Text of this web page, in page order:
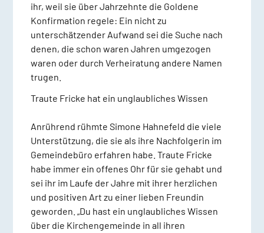
ihr, weil sie über Jahrzehnte die Goldene
Konfirmation regele: Ein nicht zu
unterschätzender Aufwand sei die Suche nach
denen, die schon waren Jahren umgezogen
waren oder durch Verheiratung andere Namen
trugen.
Traute Fricke hat ein unglaubliches Wissen
Anrührend rühmte Simone Hahnefeld die viele
Unterstützung, die sie als ihre Nachfolgerin im
Gemeindebüro erfahren habe. Traute Fricke
habe immer ein offenes Ohr für sie gehabt und
sei ihr im Laufe der Jahre mit ihrer herzlichen
und positiven Art zu einer lieben Freundin
geworden. „Du hast ein unglaubliches Wissen
über die Kirchengemeinde in all ihren